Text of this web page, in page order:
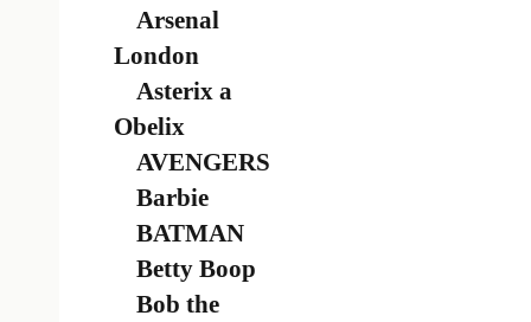
Arsenal
London
Asterix a
Obelix
AVENGERS
Barbie
BATMAN
Betty Boop
Bob the